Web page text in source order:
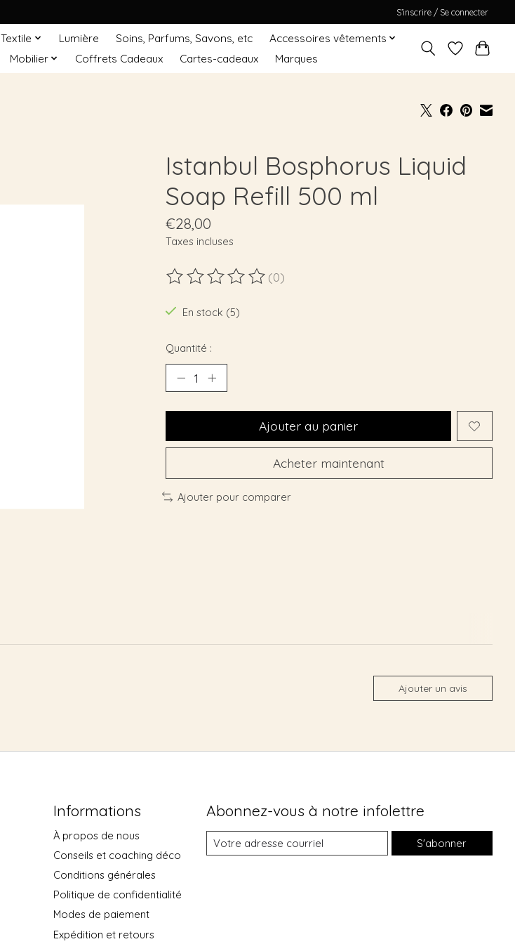
S’inscrire / Se connecter
Textile Lumière Soins, Parfums, Savons, etc
Accessoires vêtements
Mobilier Coffrets Cadeaux Cartes-cadeaux Marques
Istanbul Bosphorus Liquid
Soap Refill 500 ml
€28,00
Taxes incluses
Ce produit est évalué à
(0)
En stock (5)
Quantité :
Ajouter au panier
Acheter maintenant
Ajouter pour comparer
Ajouter un avis
Informations
À propos de nous
Conseils et coaching déco
Conditions générales
Politique de confidentialité
Modes de paiement
Expédition et retours
Abonnez-vous à notre infolettre
S'abonner